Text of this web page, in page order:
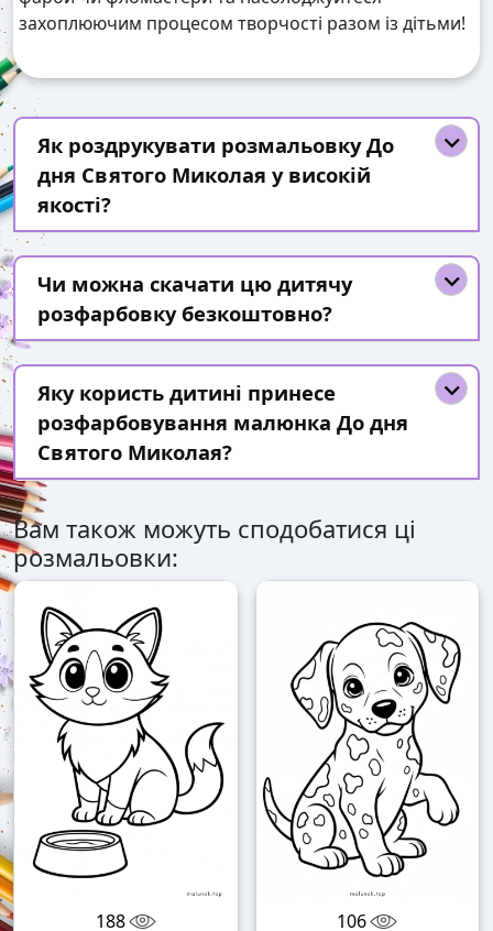
захоплюючим процесом творчості разом із дітьми!
Як роздрукувати розмальовку До
дня Святого Миколая у високій
якості?
Чи можна скачати цю дитячу
розфарбовку безкоштовно?
Яку користь дитині принесе
розфарбовування малюнка До дня
Святого Миколая?
Вам також можуть сподобатися ці
розмальовки:
188 106